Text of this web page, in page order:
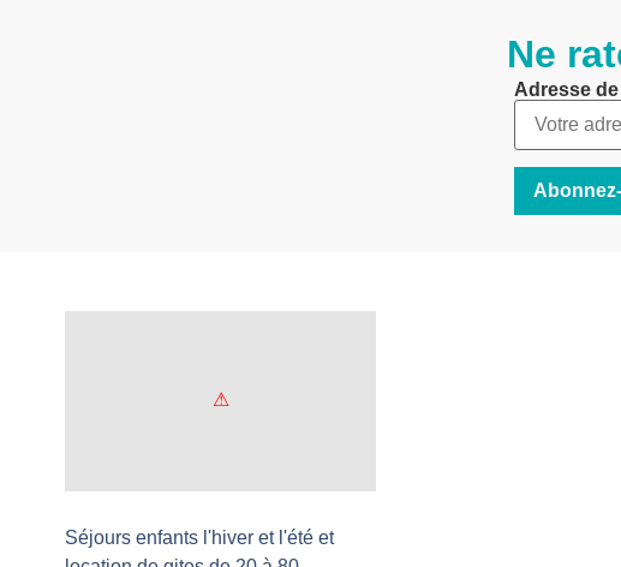
Ne
Adresse
Séjours enfants l'hiver et l'été et